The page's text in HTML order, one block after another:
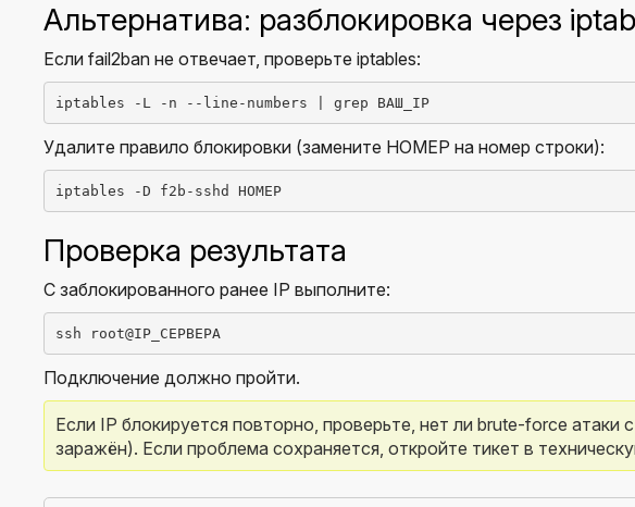
Альтернатива: разблокировка через
Если fail2ban не отвечает, проверьте iptables:
iptables -L -n --line-numbers | grep ВАШ_IP
Удалите правило блокировки (замените НОМЕР на номер строки):
iptables -D f2b-sshd НОМЕР
Проверка результата
С заблокированного ранее IP выполните:
ssh root@IP_СЕРВЕРА
Подключение должно пройти.
Если IP блокируется повторно, проверьте, нет ли brute-force
заражён). Если проблема сохраняется, откройте тикет в